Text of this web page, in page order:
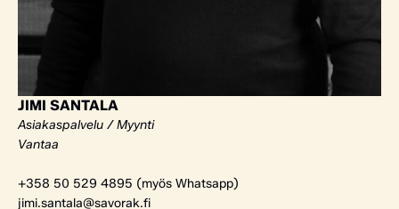
JIMI SANTALA
Asiakaspalvelu / Myynti
Vantaa
+358 50 529 4895 (myös Whatsapp)
jimi.santala@savorak.fi